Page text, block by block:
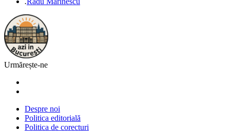
Urmărește-ne
Despre noi
Politica editorială
Politica de corecturi